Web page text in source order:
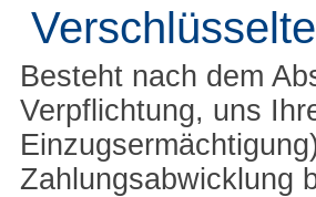
Besteht nach dem
Verpflichtung, uns
Zahlungsabwicklung